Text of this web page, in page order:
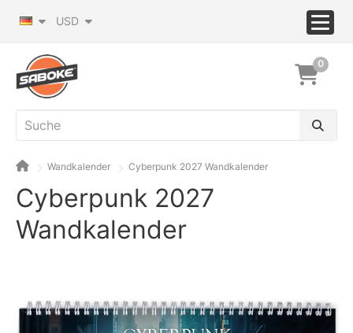
USD
0
Wandkalender Cyberpunk 2027 Wandkalender
Cyberpunk 2027
Wandkalender